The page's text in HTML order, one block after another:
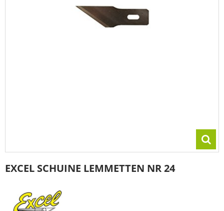
EXCEL SCHUINE LEMMETTEN NR 24